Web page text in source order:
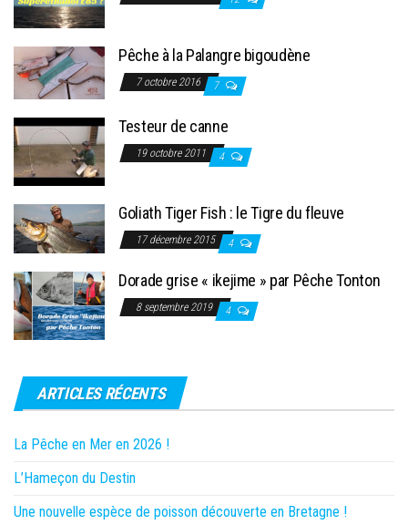
Pêche à la Palangre bigoudène
7 octobre 2016 7
Testeur de canne
19 octobre 2011 4
Goliath Tiger Fish : le Tigre du fleuve
17 décembre 2015 4
Dorade grise « ikejime » par Pêche Tonton
8 septembre 2019 4
ARTICLES RÉCENTS
La Pêche en Mer en 2026 !
L’Hameçon du Destin
Une nouvelle espèce de poisson découverte en Bretagne !